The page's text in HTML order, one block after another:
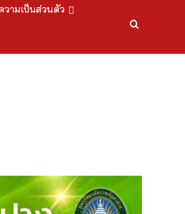
วามเป็นส่วนตัว